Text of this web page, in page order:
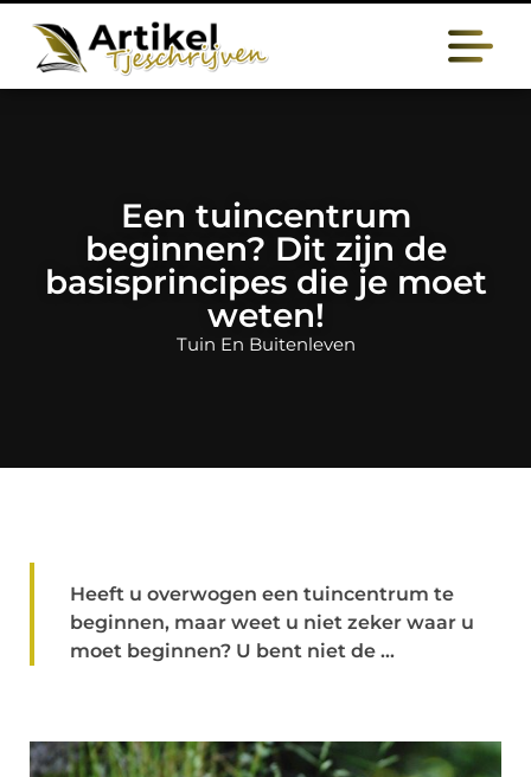
Een tuincentrum
beginnen? Dit zijn de
basisprincipes die je moet
weten!
Tuin En Buitenleven
Heeft u overwogen een tuincentrum te
beginnen, maar weet u niet zeker waar u
moet beginnen? U bent niet de ...